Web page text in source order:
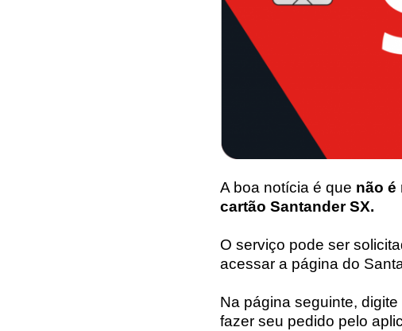
A boa notícia é que não é
cartão Santander SX.
O serviço pode ser
acessar a página do
Na página seguinte,
fazer seu pedido pelo